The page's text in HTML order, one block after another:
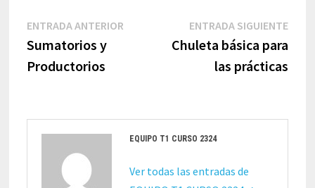
Navegación
entradas
ENTRADA ANTERIOR
Sumatorios y
Productorios
ENTRADA SIGUIENTE
Chuleta básica para
las prácticas
EQUIPO T1 CURSO 2324
Ver todas las entradas de